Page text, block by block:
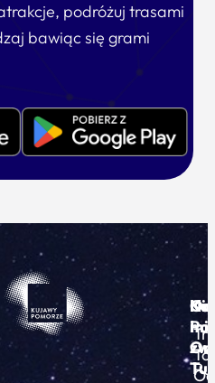
podróżuj trasami
bawiąc się grami
i